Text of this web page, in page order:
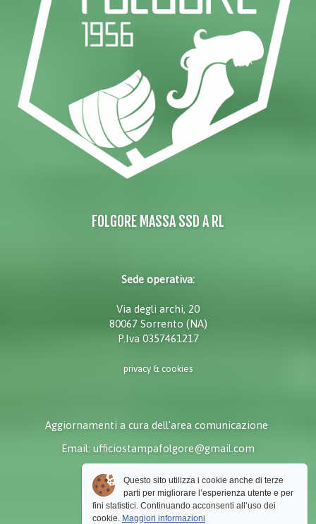
FOLGORE MASSA SSD A RL
Sede operativa:
Via degli archi, 20
80067 Sorrento (NA)
P.Iva 0357461217
privacy & cookies
Aggiornamenti a cura dell'area comunicazione
Email: ufficiostampafolgore@gmail.com
Questo sito utilizza i cookie anche di terze
parti per migliorare l’esperienza utente e per
fini statistici. Continuando acconsenti all’uso dei
cookie. Maggiori informazioni